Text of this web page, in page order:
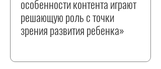
особенности контента играют
решающую роль с точки
зрения развития ребенка»